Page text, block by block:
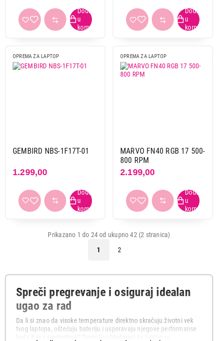
OPREMA ZA LAPTOP
GEMBIRD NBS-1F17T-01
1.299,00
OPREMA ZA LAPTOP
MARVO FN40 RGB 17 500-
800 RPM
2.199,00
Prikazano 1 do 24 od ukupno 42 (2 stranica)
1
2
Spreči pregrevanje i osiguraj idealan
ugao za rad
Da li si znao da visoke temperature direktno skraćuju životni vek
tvog laptopa, oštećuju bateriju i usporavaju njegove performanse